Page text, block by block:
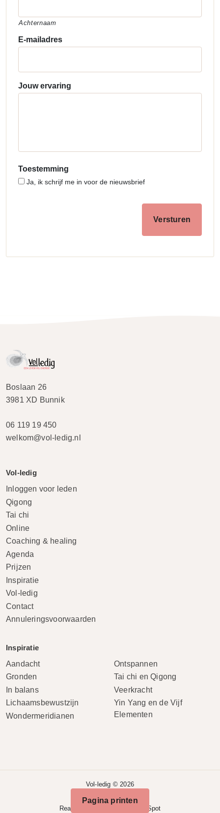
Achternaam
E-mailadres
Jouw ervaring
Toestemming
Ja, ik schrijf me in voor de nieuwsbrief
Pagina printen
Boslaan 26
3981 XD Bunnik
06 119 19 450
welkom@vol-ledig.nl
Vol-ledig
Inloggen voor leden
Qigong
Tai chi
Online
Coaching & healing
Agenda
Prijzen
Inspiratie
Vol-ledig
Contact
Annuleringsvoorwaarden
Inspiratie
Aandacht
Gronden
In balans
Lichaamsbewustzijn
Wondermeridianen
Ontspannen
Tai chi en Qigong
Veerkracht
Yin Yang en de Vijf
Elementen
Vol-ledig © 2026
Sitemap
Realisatie door
FlexSpot